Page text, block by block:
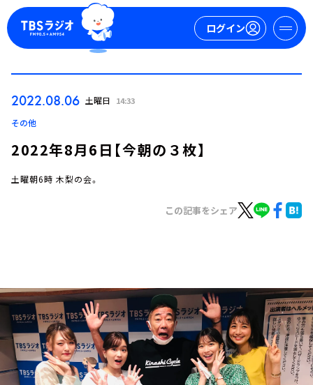
ログイン
トピックス
TBS Podcast
お知らせ
イベント・グッズ
YouTube
会社情報
2022.08.06 土曜日 14:33
その他
2022年8月6日【今朝の３枚】
土曜朝6時 木梨の会。
この記事をシェア